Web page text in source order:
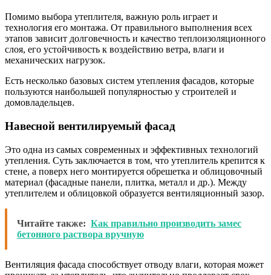
Помимо выбора утеплителя, важную роль играет и
технология его монтажа. От правильного выполнения всех
этапов зависит долговечность и качество теплоизоляционного
слоя, его устойчивость к воздействию ветра, влаги и
механических нагрузок.
Есть несколько базовых систем утепления фасадов, которые
пользуются наибольшей популярностью у строителей и
домовладельцев.
Навесной вентилируемый фасад
Это одна из самых современных и эффективных технологий
утепления. Суть заключается в том, что утеплитель крепится к
стене, а поверх него монтируется обрешетка и облицовочный
материал (фасадные панели, плитка, металл и др.). Между
утеплителем и облицовкой образуется вентиляционный зазор.
Читайте также: Как правильно производить замес
бетонного раствора вручную
Вентиляция фасада способствует отводу влаги, которая может